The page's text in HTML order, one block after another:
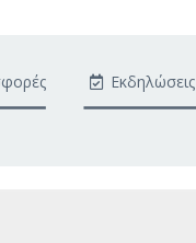
Εκδηλώσεις